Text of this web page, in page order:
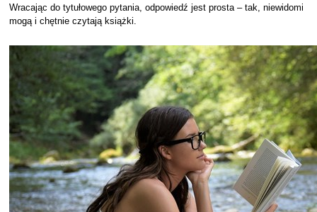
Wracając do tytułowego pytania, odpowiedź jest prosta – tak, niewidomi
mogą i chętnie czytają książki.